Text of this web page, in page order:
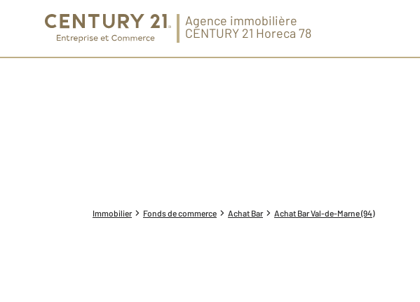
Agence immobilière
CENTURY 21 Horeca 78
Immobilier Fonds de commerce Achat Bar Achat Bar Val-de-Marne (94)